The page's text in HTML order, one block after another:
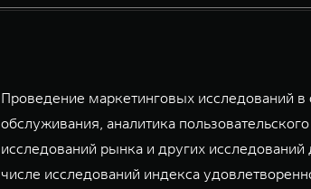
Проведение маркетинговых исследований
обслуживания, аналитика
исследований рынка и других
числе исследований индекса